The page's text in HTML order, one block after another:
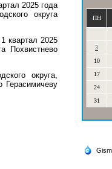
2025 года
округа
квартал 2025
Похвистнево
округа,
Герасимичеву
ПН
3
10
17
24
31